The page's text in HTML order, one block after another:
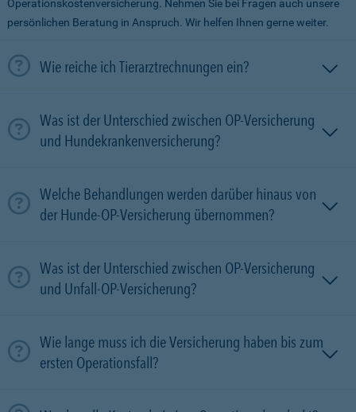
Operationskostenversicherung. Nehmen Sie bei Fragen auch unsere
persönlichen Beratung in Anspruch. Wir helfen Ihnen gerne weiter.
Wie reiche ich Tierarztrechnungen ein?
Was ist der Unterschied zwischen OP-Versicherung
und Hundekrankenversicherung?
Welche Behandlungen werden darüber hinaus von
der Hunde-OP-Versicherung übernommen?
Was ist der Unterschied zwischen OP-Versicherung
und Unfall-OP-Versicherung?
Wie lange muss ich die Versicherung haben bis zum
ersten Operationsfall?